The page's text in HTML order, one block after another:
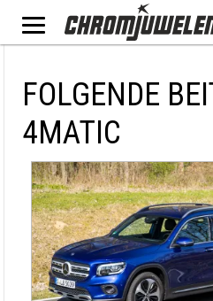
FOLGENDE
4MATIC